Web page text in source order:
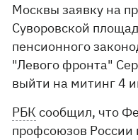
Москвы заявку на
Суворовской
пенсионного
"Левого фронта"
выйти на митинг 4
РБКсообщил, что
профсоюзов России